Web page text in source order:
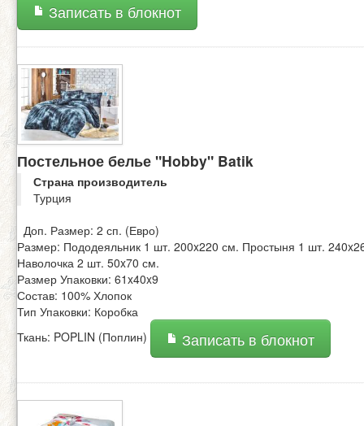
Записать в блокнот
Постельное белье "Hobby" Batik
Страна производитель
Турция
Доп. Размер: 2 сп. (Евро)
Размер: Пододеяльник 1 шт. 200x220 см. Простыня 1 шт.
Наволочка 2 шт. 50x70 см.
Размер Упаковки: 61x40x9
Состав: 100% Хлопок
Тип Упаковки: Коробка
Ткань: POPLIN (Поплин)
Записать в блокнот